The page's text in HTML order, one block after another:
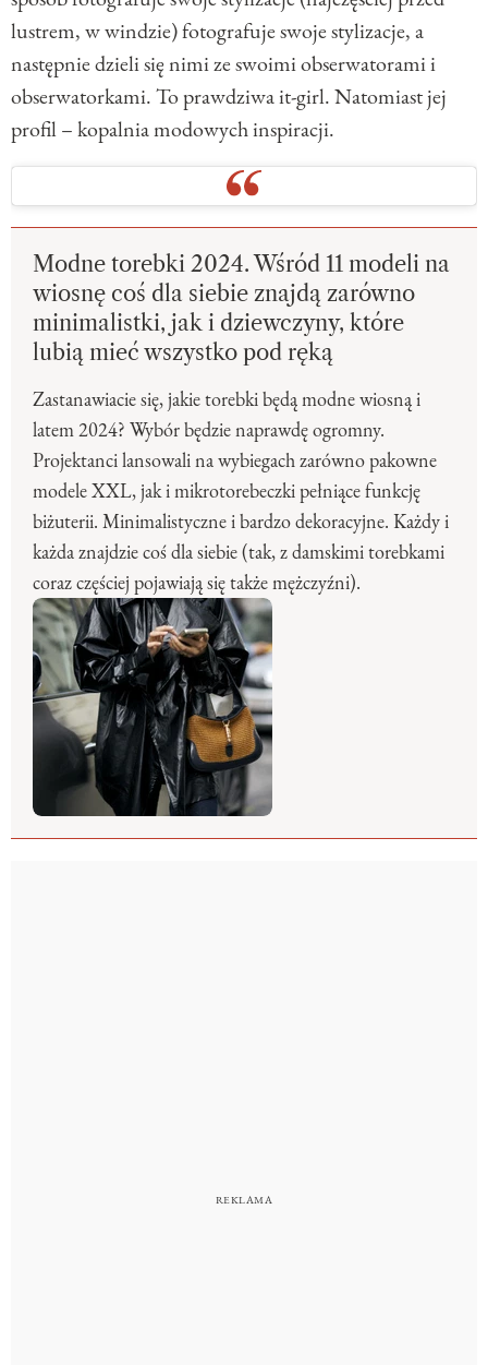
lustrem, w windzie) fotografuje swoje stylizacje, a
następnie dzieli się nimi ze swoimi obserwatorami i
obserwatorkami. To prawdziwa it-girl. Natomiast jej
profil – kopalnia modowych inspiracji.
Modne torebki 2024. Wśród 11 modeli na
wiosnę coś dla siebie znajdą zarówno
minimalistki, jak i dziewczyny, które
lubią mieć wszystko pod ręką
Zastanawiacie się, jakie torebki będą modne wiosną i
latem 2024? Wybór będzie naprawdę ogromny.
Projektanci lansowali na wybiegach zarówno pakowne
modele XXL, jak i mikrotorebeczki pełniące funkcję
biżuterii. Minimalistyczne i bardzo dekoracyjne. Każdy i
każda znajdzie coś dla siebie (tak, z damskimi torebkami
coraz częściej pojawiają się także mężczyźni).